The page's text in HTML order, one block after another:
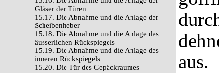
Gläser der Türen
15.17. Die Abnahme und die Anlage der
Scheibenheber
15.18. Die Abnahme und die Anlage des
äusserlichen Rückspiegels
15.19. Die Abnahme und die Anlage des
inneren Rückspiegels
15.20. Die Tür des Gepäckraumes
aus.